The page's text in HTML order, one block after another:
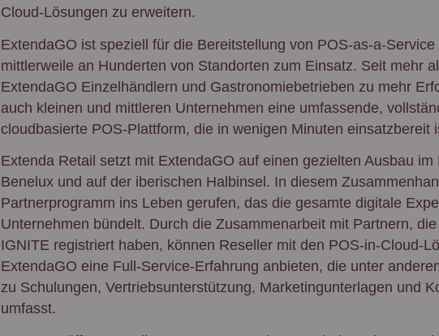
Cloud-Lösungen zu erweitern.
ExtendaGO ist speziell für die Bereitstellung von POS-as-a-
mittlerweile an Hunderten von Standorten zum Einsatz. Seit mehr
ExtendaGO Einzelhändlern und Gastronomiebetrieben zu mehr
auch kleinen und mittleren Unternehmen eine umfassende,
cloudbasierte POS-Plattform, die in wenigen Minuten einsatzbereit
Extenda Retail setzt mit ExtendaGO auf einen gezielten Ausbau im
Benelux und auf der iberischen Halbinsel. In diesem
Partnerprogramm ins Leben gerufen, das die gesamte digitale
Unternehmen bündelt. Durch die Zusammenarbeit mit Partnern,
IGNITE registriert haben, können Reseller mit den POS-in-Cloud-
ExtendaGO eine Full-Service-Erfahrung anbieten, die unter
zu Schulungen, Vertriebsunterstützung, Marketingunterlagen und
umfasst.